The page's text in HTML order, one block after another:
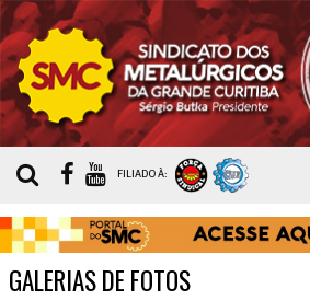
FILIADO À:
GALERIAS DE FOTOS